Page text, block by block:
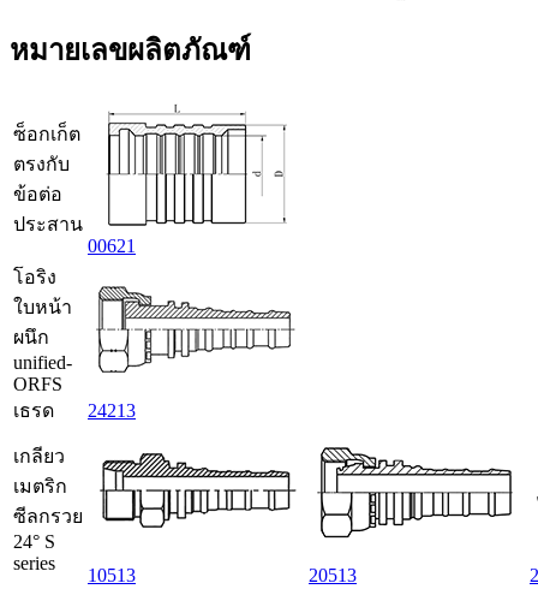
หมายเลขผลิตภัณฑ์
ซ็อกเก็ต
ตรงกับ
ข้อต่อ
ประสาน
00621
โอริง
ใบหน้า
ผนึก
unified-
ORFS
เธรด
24213
เกลียว
เมตริก
ซีลกรวย
24° S
series
10513 20513